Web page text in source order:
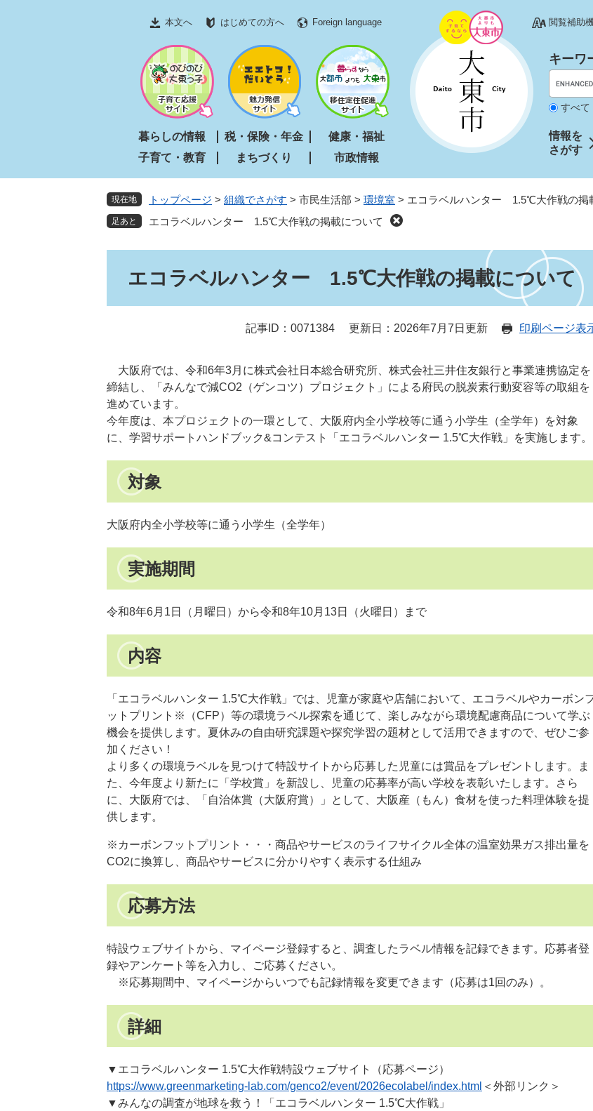
文
本文へ はじめての方へ Foreign language 閲覧補助
暮らしの情報 税・保険・年金
健康・福祉
子育て・教育
まちづくり 市政情報
キーワ
すべて
情報を
さがす
現在地 トップページ > 組織でさがす > 市民生活部 > 環境室 > エコラベルハンター 1.5℃大作戦の掲
エコラベルハンター 1.5℃大作戦の掲載について
エコラベルハンター 1.5℃大作戦の掲載について
記事ID：0071384 更新日：2026年7月7日更新 印刷ページ表
大阪府では、令和6年3月に株式会社日本総合研究所、株式会社三井住友銀行と事業連携協定を
締結し、「みんなで減CO2（ゲンコツ）プロジェクト」による府民の脱炭素行動変容等の取組を
進めています。
今年度は、本プロジェクトの一環として、大阪府内全小学校等に通う小学生（全学年）を対象
に、学習サポートハンドブック&コンテスト「エコラベルハンター 1.5℃大作戦」を実施します。
対象
大阪府内全小学校等に通う小学生（全学年）
実施期間
令和8年6月1日（月曜日）から令和8年10月13日（火曜日）まで
内容
「エコラベルハンター 1.5℃大作戦」では、児童が家庭や店舗において、エコラベルやカーボン
ットプリント※（CFP）等の環境ラベル探索を通じて、楽しみながら環境配慮商品について学ぶ
機会を提供します。夏休みの自由研究課題や探究学習の題材として活用できますので、ぜひご参
加ください！
より多くの環境ラベルを見つけて特設サイトから応募した児童には賞品をプレゼントします。ま
た、今年度より新たに「学校賞」を新設し、児童の応募率が高い学校を表彰いたします。さら
に、大阪府では、「自治体賞（大阪府賞）」として、大阪産（もん）食材を使った料理体験を提
供します。
※カーボンフットプリント・・・商品やサービスのライフサイクル全体の温室効果ガス排出量を
CO2に換算し、商品やサービスに分かりやすく表示する仕組み
応募方法
特設ウェブサイトから、マイページ登録すると、調査したラベル情報を記録できます。応募者登
録やアンケート等を入力し、ご応募ください。
※応募期間中、マイページからいつでも記録情報を変更できます（応募は1回のみ）。
詳細
▼エコラベルハンター 1.5℃大作戦特設ウェブサイト（応募ページ）
https://www.greenmarketing-lab.com/genco2/event/2026ecolabel/index.html ＜外部リンク＞
▼みんなの調査が地球を救う！「エコラベルハンター 1.5℃大作戦」